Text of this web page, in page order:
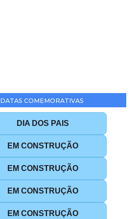
DATAS COMEMORATIVAS
DIA DOS PAIS
EM CONSTRUÇÃO
EM CONSTRUÇÃO
EM CONSTRUÇÃO
EM CONSTRUÇÃO